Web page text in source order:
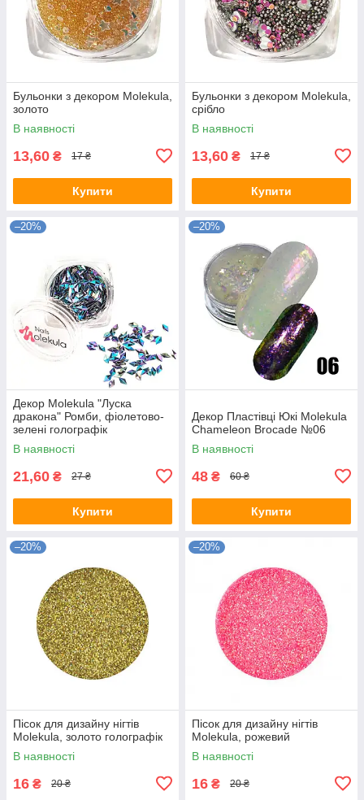
Бульонки з декором Molekula,
золото
В наявності
13,60 ₴ 17 ₴
Купити
Бульонки з декором Molekula,
срібло
В наявності
13,60 ₴ 17 ₴
Купити
–20%
Декор Molekula "Луска
дракона" Ромби, фіолетово-
зелені голографік
В наявності
21,60 ₴ 27 ₴
Купити
–20%
Декор Пластівці Юкі Molekula
Сhameleon Brocade №06
В наявності
48 ₴ 60 ₴
Купити
–20%
Пісок для дизайну нігтів
Molekula, золото голографік
В наявності
16 ₴ 20 ₴
–20%
Пісок для дизайну нігтів
Molekula, рожевий
В наявності
16 ₴ 20 ₴